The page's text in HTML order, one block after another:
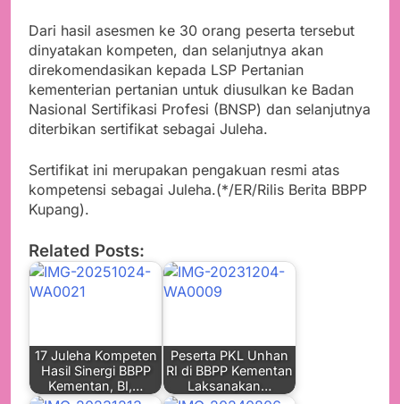
Dari hasil asesmen ke 30 orang peserta tersebut
dinyatakan kompeten, dan selanjutnya akan
direkomendasikan kepada LSP Pertanian
kementerian pertanian untuk diusulkan ke Badan
Nasional Sertifikasi Profesi (BNSP) dan selanjutnya
diterbikan sertifikat sebagai Juleha.
Sertifikat ini merupakan pengakuan resmi atas
kompetensi sebagai Juleha.(*/ER/Rilis Berita BBPP
Kupang).
Related Posts:
17 Juleha Kompeten
Hasil Sinergi BBPP
Kementan, BI,…
Peserta PKL Unhan
RI di BBPP Kementan
Laksanakan…